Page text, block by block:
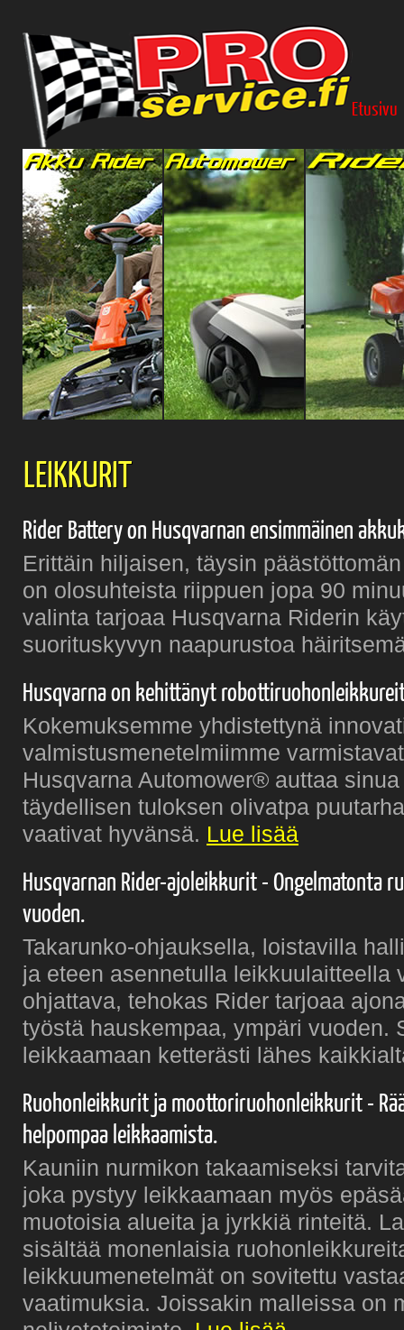
Etusivu
LEIKKURIT
Rider Battery on Husqvarnan ensimmäinen
Erittäin hiljaisen, täysin
on olosuhteista riippuen jopa 90
valinta tarjoaa Husqvarna Riderin
suorituskyvyn naapurustoa
Husqvarna on kehittänyt
Kokemuksemme yhdistettynä
valmistusmenetelmiimme
Husqvarna Automower® auttaa
täydellisen tuloksen olivatpa
vaativat hyvänsä. Lue lisää
Husqvarnan Rider-ajoleikkurit - Ongelmatonta
vuoden.
Takarunko-ohjauksella, loistavilla
ja eteen asennetulla leikkuulaitteella
ohjattava, tehokas Rider tarjoaa
työstä hauskempaa, ympäri vuoden.
leikkaamaan ketterästi lähes
Ruohonleikkurit ja moottoriruohonleikkurit -
helpompaa leikkaamista.
Kauniin nurmikon takaamiseksi
joka pystyy leikkaamaan myös
muotoisia alueita ja jyrkkiä rinteitä.
sisältää monenlaisia
leikkuumenetelmät on sovitettu
vaatimuksia. Joissakin malleissa on